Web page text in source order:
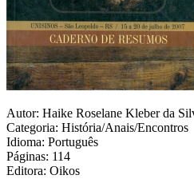
Autor: Haike Roselane Kleber da
Categoria: História/Anais/Encontros
Idioma: Português
Páginas: 114
Editora: Oikos